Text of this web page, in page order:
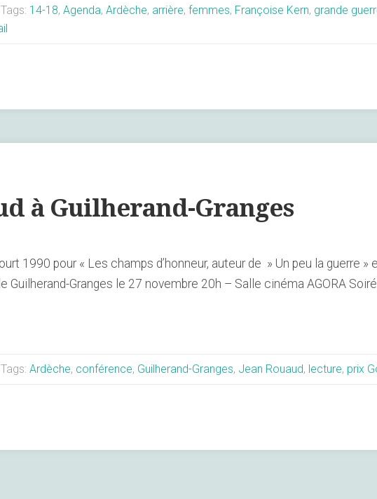
Tags: 14-18, Agenda, Ardèche, arrière, femmes, Françoise Kern, grande
à Guilherand-Granges
1990 pour « Les champs d’honneur, auteur de » Un peu la guerre
Guilherand-Granges le 27 novembre 20h – Salle cinéma AGORA
Tags: Ardèche, conférence, Guilherand-Granges, Jean Rouaud, lecture, prix